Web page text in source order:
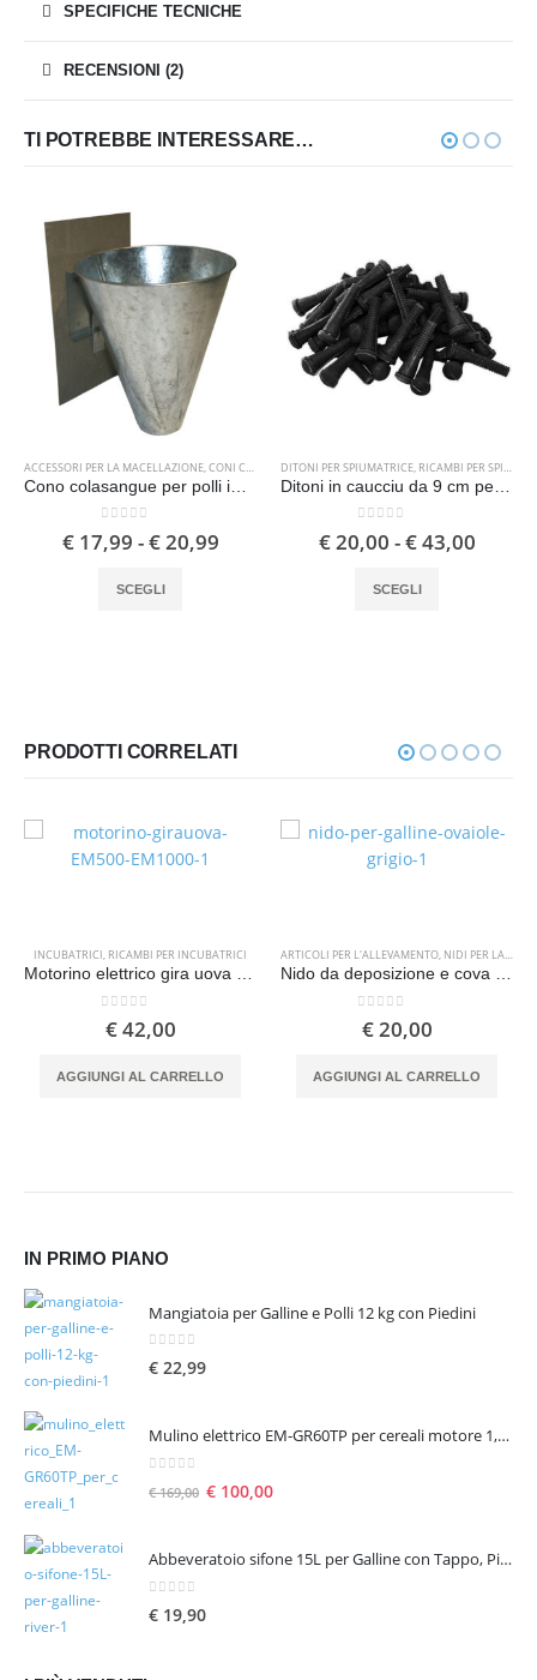
SPECIFICHE TECNICHE
RECENSIONI (2)
TI POTREBBE INTERESSARE…
ACCESSORI PER LA MACELLAZIONE,CONI COLASANGUE ,SPIUMATRICI
0 Su 5
€17,99 -€20,99
SCEGLI
DITONI PER SPIUMATRICE, RICAMBI PER SPIUMATRICI
Su 5
€20,00 -€43,00
SCEGLI
PRODOTTI CORRELATI
INCUBATRICI, RICAMBI PER INCUBATRICI
Motorino elettrico gira uova ricambio per incubatrici EM500 EM1000 con staffa di fissaggio
0Su 5
€42,00
AGGIUNGI AL CARRELLO
ARTICOLI PER L'ALLEVAMENTO, NIDI PER LA DEPOSIZIONE DELLE UOVA
Nido da deposizione e cova per galline
0Su 5
€20,00
AGGIUNGI AL CARRELLO
IN PRIMO PIANO
Mangiatoia per Galline e Polli 12 kg con Piedini
0Su 5
€ 22,99
Mulino elettrico EM-GR60TP per cereali motore 1,6 hp 1300 W – seconda scelta
€169,00 € 100,00
Abbeveratoio sifone 15L per Galline con Tappo, Piedini e Manico
€ 19,90